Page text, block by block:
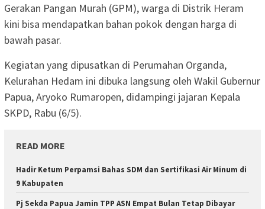
Gerakan Pangan Murah (GPM), warga di Distrik Heram
kini bisa mendapatkan bahan pokok dengan harga di
bawah pasar.
Kegiatan yang dipusatkan di Perumahan Organda,
Kelurahan Hedam ini dibuka langsung oleh Wakil Gubernur
Papua, Aryoko Rumaropen, didampingi jajaran Kepala
SKPD, Rabu (6/5).
READ MORE
Hadir Ketum Perpamsi Bahas SDM dan Sertifikasi Air Minum di
9 Kabupaten
Pj Sekda Papua Jamin TPP ASN Empat Bulan Tetap Dibayar